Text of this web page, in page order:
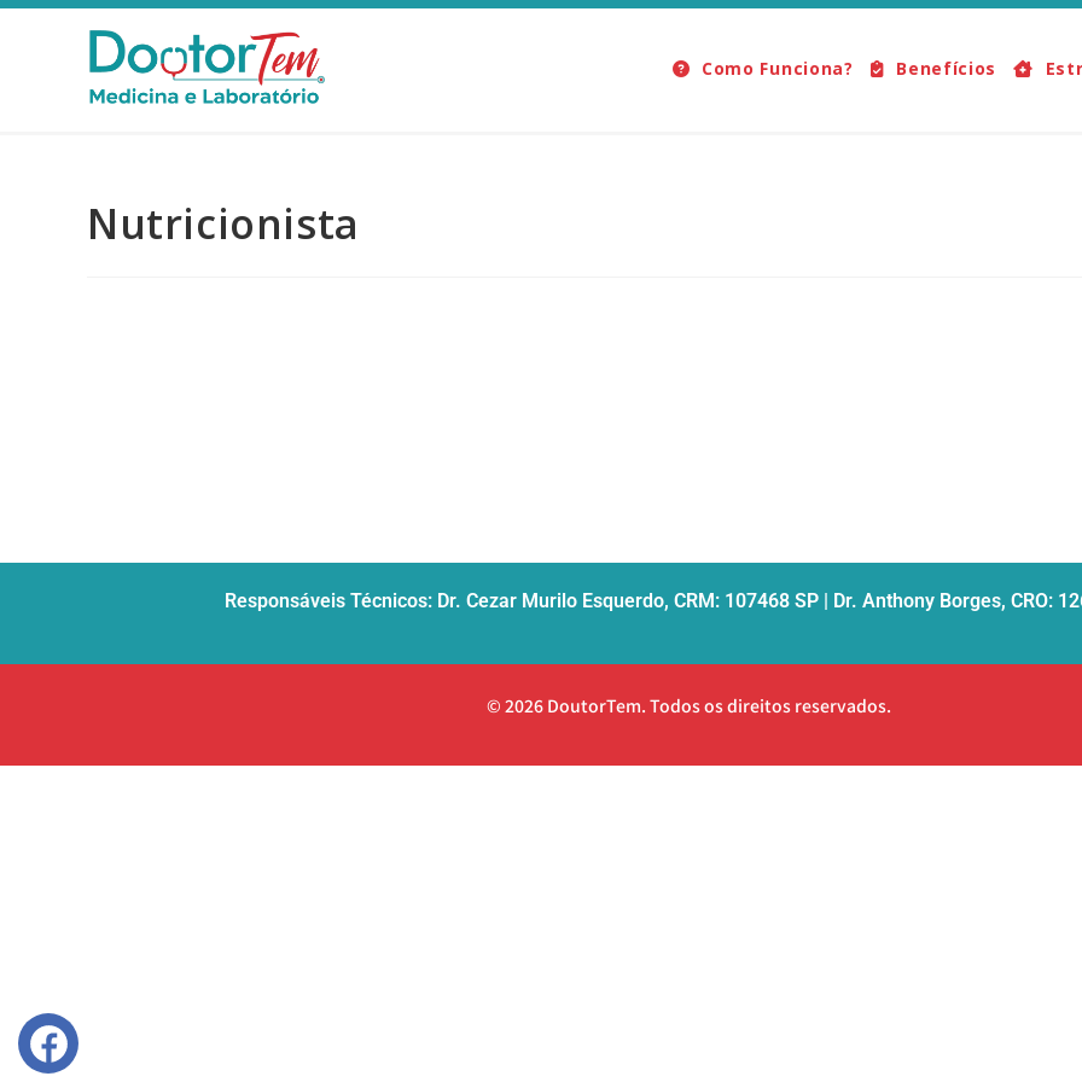
Como Funciona? Benefícios
Nutricionista
Nutricionista
Responsáveis Técnicos: Dr. Cezar Murilo Esquerdo, CRM: 107468 SP | Dr. Anthony Borges, CRO:
© 2026 DoutorTem. Todos os direitos reservados.